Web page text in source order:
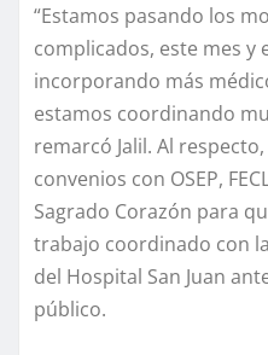
“Estamos pasando los
complicados, este mes y
incorporando más
estamos coordinando
remarcó Jalil. Al
convenios con OSEP,
Sagrado Corazón para
trabajo coordinado con
del Hospital San Juan
público.